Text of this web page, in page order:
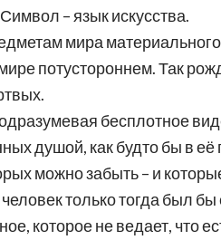
– язык искусства.
мира
потустороннем. Так
бесплотное
душой, как будто бы в её
можно забыть – и
человек только тогда был
которое не ведает, что